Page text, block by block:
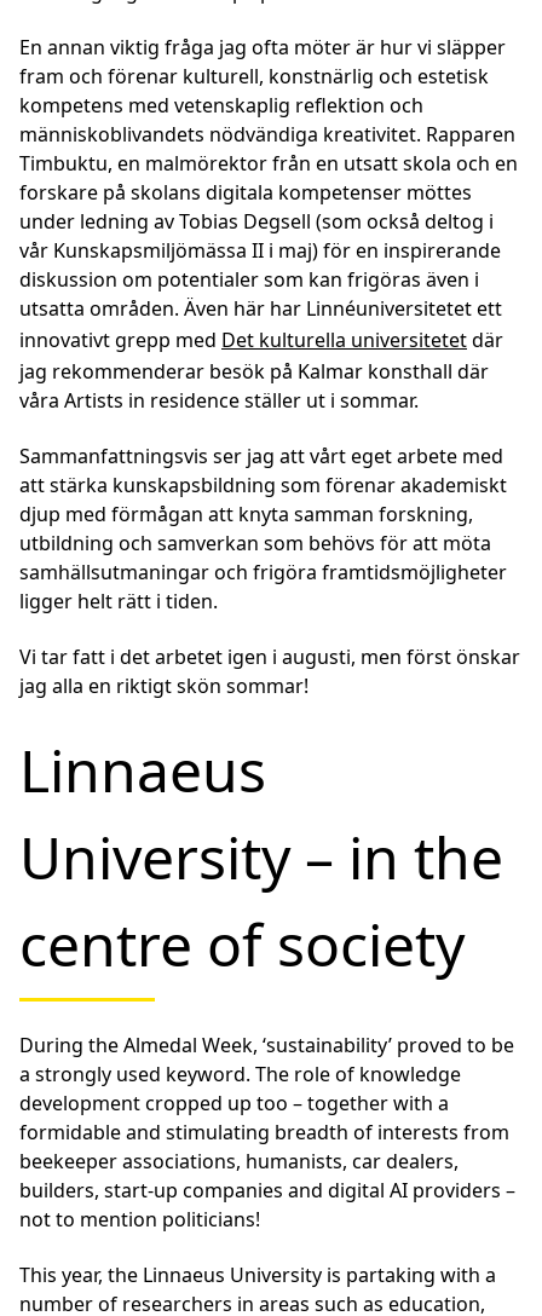
En annan viktig fråga jag ofta möter är hur vi släpper
fram och förenar kulturell, konstnärlig och estetisk
kompetens med vetenskaplig reflektion och
människoblivandets nödvändiga kreativitet. Rapparen
Timbuktu, en malmörektor från en utsatt skola och en
forskare på skolans digitala kompetenser möttes
under ledning av Tobias Degsell (som också deltog i
vår Kunskapsmiljömässa II i maj) för en inspirerande
diskussion om potentialer som kan frigöras även i
utsatta områden. Även här har Linnéuniversitetet ett
innovativt grepp med Det kulturella universitetetdär
jag rekommenderar besök på Kalmar konsthall där
våra Artists in residence ställer ut i sommar.
Sammanfattningsvis ser jag att vårt eget arbete med
att stärka kunskapsbildning som förenar akademiskt
djup med förmågan att knyta samman forskning,
utbildning och samverkan som behövs för att möta
samhällsutmaningar och frigöra framtidsmöjligheter
ligger helt rätt i tiden.
Vi tar fatt i det arbetet igen i augusti, men först önskar
jag alla en riktigt skön sommar!
Linnaeus
University – in the
centre of society
During the Almedal Week, ‘sustainability’ proved to be
a strongly used keyword. The role of knowledge
development cropped up too – together with a
formidable and stimulating breadth of interests from
beekeeper associations, humanists, car dealers,
builders, start-up companies and digital AI providers –
not to mention politicians!
This year, the Linnaeus University is partaking with a
number of researchers in areas such as education,